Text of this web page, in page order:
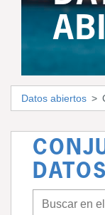
Datos abiertos
DATOS